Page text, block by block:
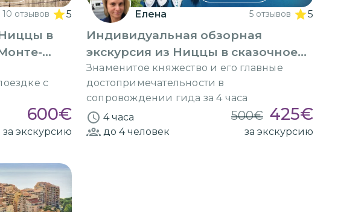
10 отзывов 5
в
с
600€
за экскурсию
Елена 5 отзывов 5
Индивидуальная обзорная
экскурсия из Ниццы в сказочное
Монако
Знаменитое княжество и его главные
достопримечательности в
сопровождении гида за 4 часа
4 часа
500€ 425€
до 4человек за экскурсию